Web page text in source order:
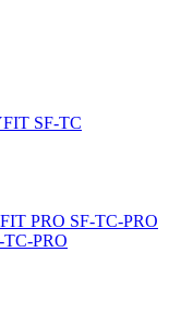
SF-TC
PRO